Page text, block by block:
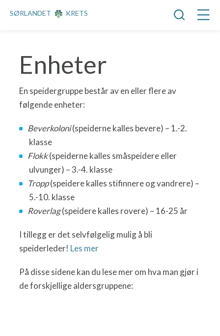
SØRLANDET KRETS
Enheter
En speidergruppe består av en eller flere av
følgende enheter:
Beverkoloni(speiderne kalles bevere) – 1.-2.
klasse
Flokk(speiderne kalles småspeidere eller
ulvunger) – 3.-4. klasse
Tropp(speidere kalles stifinnere og vandrere) –
5.-10. klasse
Roverlag(speidere kalles rovere) – 16-25 år
I tillegg er det selvfølgelig mulig å bli
speiderleder! Les mer
På disse sidene kan du lese mer om hva man gjør i
de forskjellige aldersgruppene: